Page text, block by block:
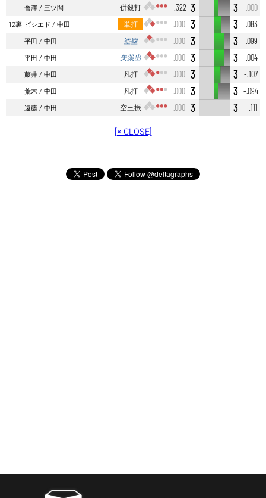
會澤
三ツ間 併殺打 -.322 3 3
.000
12裏 ビシエド 中田 単打 .000 3 3
.083
平田
中田 盗塁 .000 3 3
.099
平田
中田 失策出 .000 3 3
.004
藤井
中田 凡打 .000 3 3
-.107
荒木
中田 凡打 .000 3 3 -.094
遠藤
中田 空三振 .000 3 3 -.111
[× CLOSE]